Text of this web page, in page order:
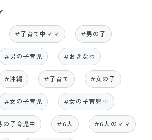
#子育て中ママ #男の子
#男の子育児 #おきなわ
#沖縄 #子育て #女の子
#女の子育児 #女の子育児中
の子育児中 #6人 #6人のママ